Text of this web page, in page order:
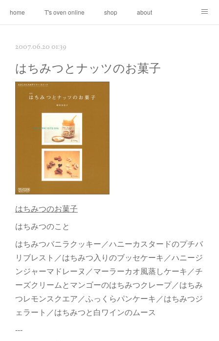
home T's oven online shop about
2007.06.20 01:39
はちみつとナッツのお菓子
はちみつのお菓子
はちみつのこと
はちみつバニラクッキー／ハニーカスタードのプチバ
リブレスト／はちみつ入りのブッセケーキ／ハニージ
ンジャーマドレーヌ／マーラーカオ風蒸しケーキ／チ
ーズクリームとマンゴーのはちみつクレープ／はちみ
つレモンスクエア／ふっくらパンケーキ／はちみつジ
ェラート／はちみつと白ワインのムース
---